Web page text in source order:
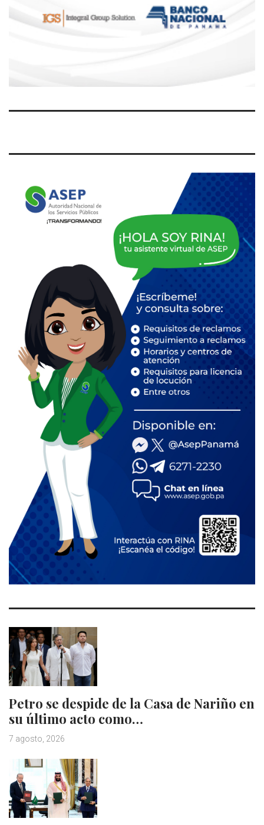
Petro se despide de la Casa de Nariño en
su último acto como…
7 agosto, 2026